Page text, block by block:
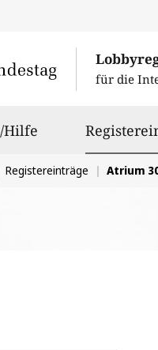
für die
Hilfe
Registereinträge Atrium